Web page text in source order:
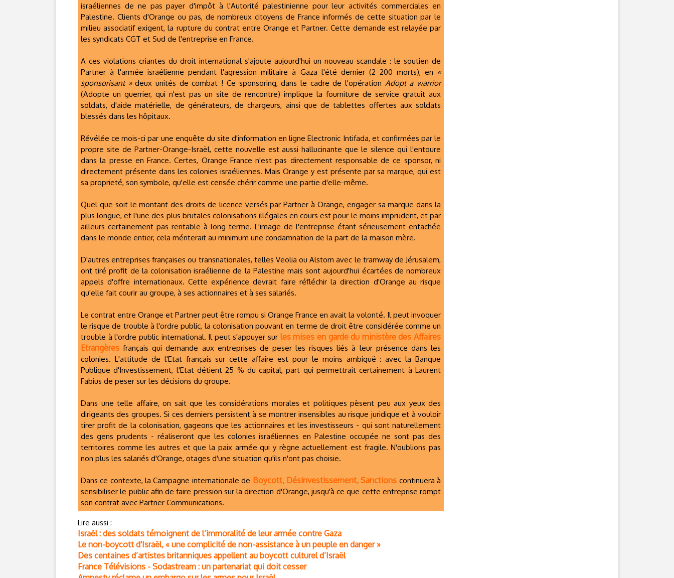
israéliennes de ne pas payer d'impôt à l'Autorité palestinienne pour leur activités commerciales en
Palestine. Clients d'Orange ou pas, de nombreux citoyens de France informés de cette situation par le
milieu associatif exigent, la rupture du contrat entre Orange et Partner. Cette demande est relayée par
les syndicats CGT et Sud de l'entreprise en France.
A ces violations criantes du droit international s'ajoute aujourd'hui un nouveau scandale : le soutien de
Partner à l'armée israélienne pendant l'agression militaire à Gaza l'été dernier (2 200 morts), en «
sponsorisant »deux unités de combat ! Ce sponsoring, dans le cadre de l'opération Adopt a warrior
(Adopte un guerrier, qui n'est pas un site de rencontre) implique la fourniture de service gratuit aux
soldats, d'aide matérielle, de générateurs, de chargeurs, ainsi que de tablettes offertes aux soldats
blessés dans les hôpitaux.
Révélée ce mois-ci par une enquête du site d'information en ligne Electronic Intifada, et confirmées par le
propre site de Partner-Orange-Israël, cette nouvelle est aussi hallucinante que le silence qui l'entoure
dans la presse en France. Certes, Orange France n'est pas directement responsable de ce sponsor, ni
directement présente dans les colonies israéliennes. Mais Orange y est présente par sa marque, qui est
sa proprieté, son symbole, qu'elle est censée chérir comme une partie d'elle-même.
Quel que soit le montant des droits de licence versés par Partner à Orange, engager sa marque dans la
plus longue, et l'une des plus brutales colonisations illégales en cours est pour le moins imprudent, et par
ailleurs certainement pas rentable à long terme. L'image de l'entreprise étant sérieusement entachée
dans le monde entier, cela mériterait au minimum une condamnation de la part de la maison mère.
D'autres entreprises françaises ou transnationales, telles Veolia ou Alstom avec le tramway de Jérusalem,
ont tiré profit de la colonisation israélienne de la Palestine mais sont aujourd'hui écartées de nombreux
appels d'offre internationaux. Cette expérience devrait faire réfléchir la direction d'Orange au risque
qu'elle fait courir au groupe, à ses actionnaires et à ses salariés.
Le contrat entre Orange et Partner peut être rompu si Orange France en avait la volonté. Il peut invoquer
le risque de trouble à l'ordre public, la colonisation pouvant en terme de droit être considérée comme un
trouble à l'ordre public international. Il peut s'appuyer sur les mises en garde du ministère des Affaires
Etrangères français qui demande aux entreprises de peser les risques liés à leur présence dans les
colonies. L'attitude de l'Etat français sur cette affaire est pour le moins ambiguë : avec la Banque
Publique d'Investissement, l'Etat détient 25 % du capital, part qui permettrait certainement à Laurent
Fabius de peser sur les décisions du groupe.
Dans une telle affaire, on sait que les considérations morales et politiques pèsent peu aux yeux des
dirigeants des groupes. Si ces derniers persistent à se montrer insensibles au risque juridique et à vouloir
tirer profit de la colonisation, gageons que les actionnaires et les investisseurs - qui sont naturellement
des gens prudents - réaliseront que les colonies israéliennes en Palestine occupée ne sont pas des
territoires comme les autres et que la paix armée qui y règne actuellement est fragile. N'oublions pas
non plus les salariés d'Orange, otages d'une situation qu'ils n'ont pas choisie.
Dans ce contexte, la Campagne internationale de Boycott, Désinvestissement, Sanctions continuera à
sensibiliser le public afin de faire pression sur la direction d'Orange, jusqu'à ce que cette entreprise rompt
son contrat avec Partner Communications.
Lire aussi :
Israël : des soldats témoignent de l’immoralité de leur armée contre Gaza
Le non-boycott d'Israël, « une complicité de non-assistance à un peuple en danger »
Des centaines d’artistes britanniques appellent au boycott culturel d’Israël
France Télévisions - Sodastream : un partenariat qui doit cesser